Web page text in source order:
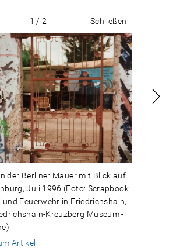
1 / 2 Schließen
der Berliner Mauer mit Blick auf
Juli 1996 (Foto: Scrapbook
und Feuerwehr in Friedrichshain,
Kreuzberg Museum -
Artikel